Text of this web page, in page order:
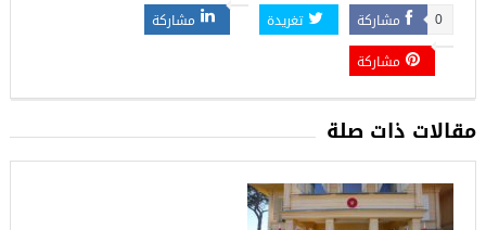
مشاركة 0 تغريدة
مشاركة
مشاركة
مقالات ذات صلة